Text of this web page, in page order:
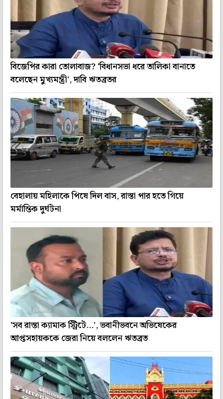
বিজেপির কারা তোলাবাজ? 'বিধানসভা ধরে তালিকা বানাতে
বলেছেন মুখ্যমন্ত্রী', দাবি ঋতব্রতর
বেহালায় মহিলাকে পিষে দিল বাস, রাস্তা পার হতে গিয়ে
মর্মান্তিক দুর্ঘটনা
'সব রাস্তা ক্যামাক স্ট্রিটে...', ভবানীভবনে অভিষেকের
আপ্তসহায়ককে জেরা নিয়ে বললেন ঋতব্রত